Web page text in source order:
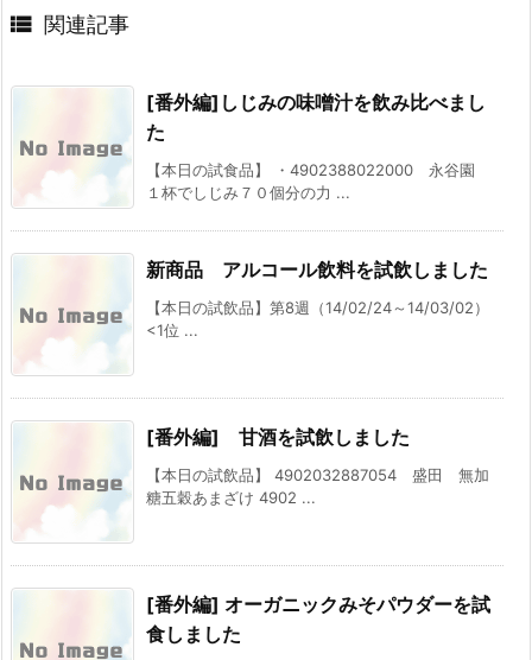
 関連記事
[番外編]しじみの味噌汁を飲み比べまし
た
【本日の試食品】 ・4902388022000 永谷園
１杯でしじみ７０個分の力 ...
新商品 アルコール飲料を試飲しました
【本日の試飲品】第8週（14/02/24～14/03/02）
<1位 ...
[番外編] 甘酒を試飲しました
【本日の試飲品】 4902032887054 盛田 無加
糖五穀あまざけ 4902 ...
[番外編] オーガニックみそパウダーを試
食しました